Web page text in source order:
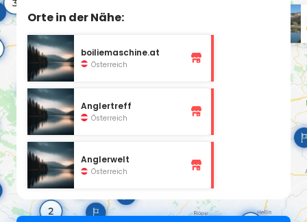
Egal ob Karpfenangler, Feeder- oder Matchfischer,
Spinnfischer, Hochseeangler – bei uns wirst du dich wohl
fühlen.
Um keines unserer Neuigkeiten und Aktionen zu verpassen,
abonniere einfach unseren kostenlosen Newsletter auf
unserer Homepage oder like unsere nordfishing77-
Flagship-Store Seite in Hagenbrunn.
Unsere Öffnungszeiten
Montag: 9:00 - 18:00
Dienstag: 9:00 - 18:00
Mittwoch: 9:00 - 18:00
Donnerstag: 9:00 - 18:00
Freitag: 9:00 - 18:00
Samstag: 9:00 - 13:00
Sonntag: Geschlossen
Orte in der Nähe:
boiliemaschine.at
Österreich
Anglertreff
Österreich
Anglerwelt
Österreich